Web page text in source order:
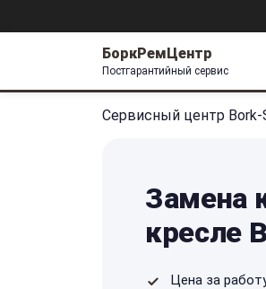
БоркРемЦентр
Постгарантийный сервис
Сервисный центр Bork-
Замена
кресле
Цена за